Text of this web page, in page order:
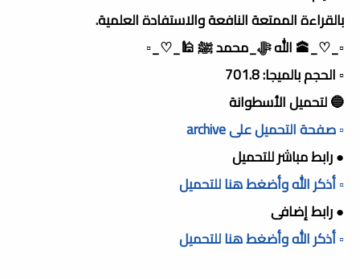
بالقراءة الممتعة النافعة والاستفادة العلمية.
▫️_♡_🕋 الله ﷻ_محمد ﷺ 🕌_♡_▫️
▫️ الحجم بالميجا: 701.8
🔵 لتحميل الأسطوانة
▫️ صفحة التحميل على archive
● رابط مباشر للتحميل
▫️ أذكر الله وأضغط هنا للتحميل
● رابط إضافى
▫️ أذكر الله وأضغط هنا للتحميل